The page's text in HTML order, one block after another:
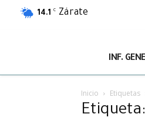
14.1 C Zárate
INF.
Inicio Etiquetas